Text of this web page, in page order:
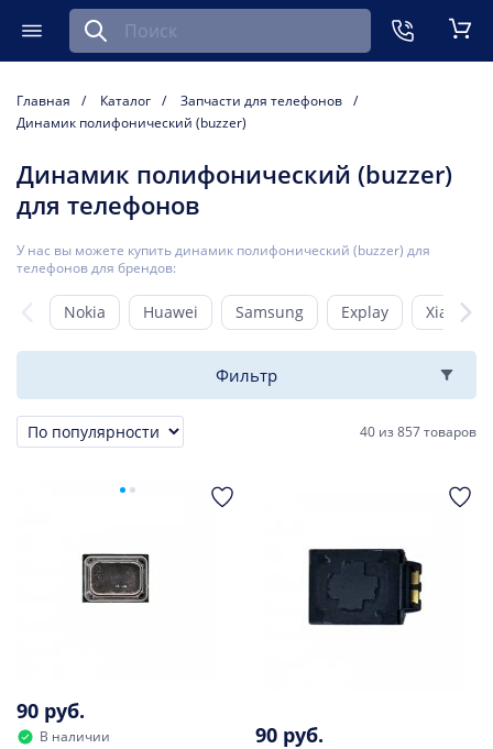
Меню
Найти запчасть для мобильного устройства
Главная Каталог
Запчасти для телефонов
Динамик полифонический (buzzer)
Динамик полифонический (buzzer)
для телефонов
У нас вы можете купить динамик полифонический (buzzer) для
телефонов для брендов:
Nokia Huawei Samsung Explay Xiaomi
Фильтр
Сортировка 40 из857 товаров
90 руб.
В наличии 90 руб.